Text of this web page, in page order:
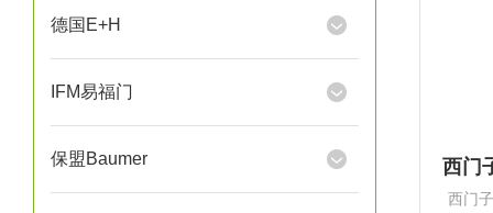
德国E+H
IFM易福门
保盟Baumer
西门